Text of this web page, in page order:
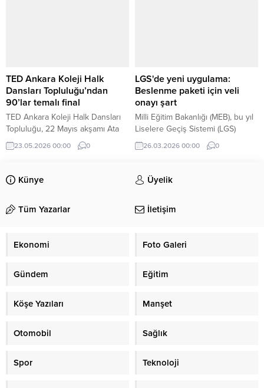
hazırlanan üniversite adaylarına
ücretsiz danışmanlık hizmeti
verecek....
Eğitim Programı’nda yer alan 419
İngilizce, 360 sınıf etkinliği ve
94...
TED Ankara Koleji Halk
Dansları Topluluğu’ndan
90’lar temalı final
TED Ankara Koleji Halk Dansları
Topluluğu, 22 Mayıs akşamı Ata
Sahne’de düzenlenen “90’lar”
temalı gala gösterisiyle sezon
en kalabalık okul halk dansları
grubu” unvanını taşıyan topluluk,
izleyicilere unutulmaz bir gece
23.05.2026 00:00 0
LGS'de yeni uygulama:
Beslenme paketi için veli
onayı şart
Milli Eğitim Bakanlığı (MEB), bu yıl
Liselere Geçiş Sistemi (LGS)
kapsamında önemli bir yeniliği
hayata geçiriyor.
26.03.2026 00:00 0
Künye Üyelik
Tüm Yazarlar İletişim
Ekonomi Foto Galeri
Gündem Eğitim
Köşe Yazıları Manşet
Otomobil Sağlık
Spor Teknoloji